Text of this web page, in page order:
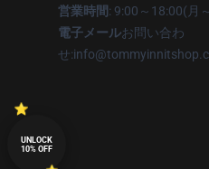
営業時間: 9:00～18:00(月
電子メールお問い合わ
せ
UNLOCK
10% OFF